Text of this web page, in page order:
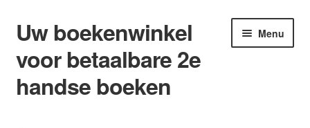
Ga
door
naar
navigatie
Ga
naar
de
inhoud
Uw boekenwinkel
voor betaalbare 2e
handse boeken
Menu